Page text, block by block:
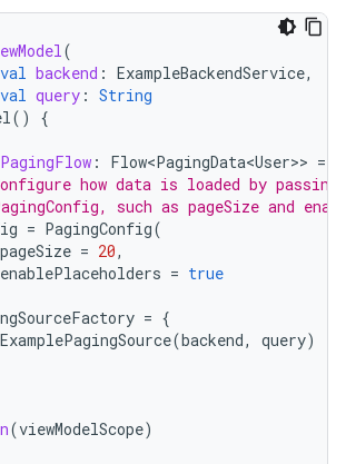
(
val backend : ExampleBackendService,
val query : String
() {
: Flow<PagingData<User>> =
how data is loaded by
such as pageSize and
= PagingConfig(
pageSize = 20,
enablePlaceholders = true
= {
ExamplePagingSource(backend, query)
(viewModelScope)